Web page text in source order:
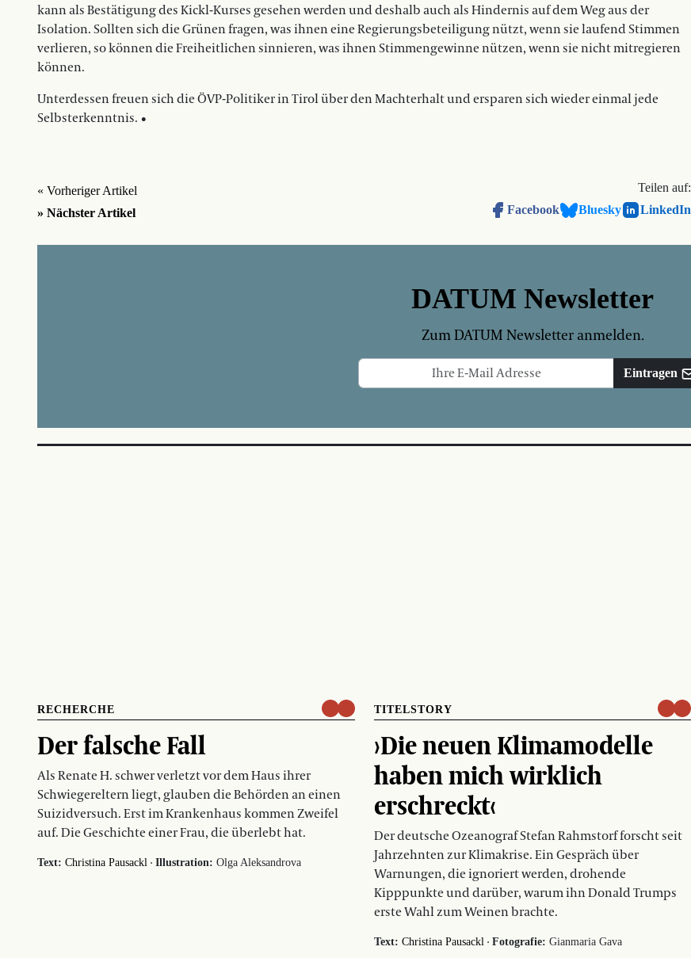
kann als Bestätigung des Kickl-Kurses gesehen werden und deshalb auch als Hindernis auf dem Weg aus der
Isolation. Sollten sich die Grünen fragen, was ihnen eine Regierungsbeteiligung nützt, wenn sie laufend Stimmen
verlieren, so können die Freiheitlichen sinnieren, was ihnen Stimmengewinne nützen, wenn sie nicht mitregieren
können.
Unterdessen freuen sich die ÖVP-Politiker in Tirol über den Machterhalt und ersparen sich wieder einmal jede
Selbsterkenntnis. •
« Vorheriger Artikel
» Nächster Artikel
Teilen auf:
Facebook
Bluesky LinkedIn
DATUM Newsletter
Zum DATUM Newsletter anmelden.
Eintragen
RECHERCHE
Der falsche Fall
Als Renate H. schwer verletzt vor dem Haus ihrer
Schwiegereltern liegt, glauben die Behörden an einen
Suizidversuch. Erst im Krankenhaus kommen Zweifel
auf. Die Geschichte einer Frau, die überlebt hat.
Text: Christina Pausackl · Illustration: Olga Aleksandrova
TITELSTORY
›Die neuen Klimamodelle
haben mich wirklich
erschreckt‹
Der deutsche Ozeanograf Stefan Rahmstorf forscht seit
Jahrzehnten zur Klimakrise. Ein Gespräch über
Warnungen, die ignoriert werden, drohende
Kipppunkte und darüber, warum ihn Donald Trumps
erste Wahl zum Weinen brachte.
Text: Christina Pausackl· Fotografie: Gianmaria Gava